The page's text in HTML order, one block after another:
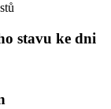
stavu ke dni